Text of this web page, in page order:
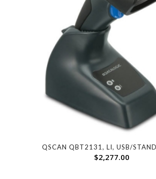
QSCAN QBT2131, LI, USB/
$2,277.00